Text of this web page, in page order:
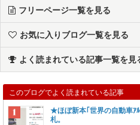
フリーページ一覧を見る
お気に入りブログ一覧を見る
よく読まれている記事一覧を見
このブログでよく読まれている記事
★ほぼ新本｢世界の自動車ｱ
札。